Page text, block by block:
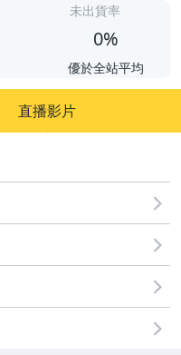
未出貨率
0%
優於全站平均
直播影片